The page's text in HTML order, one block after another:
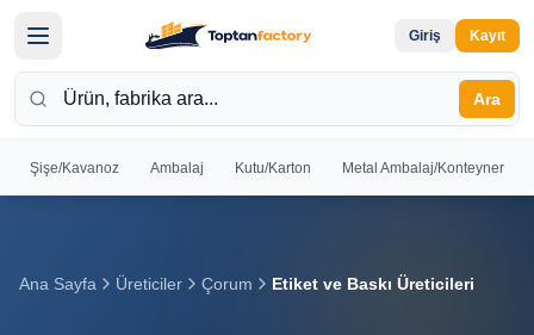
Giriş Kayıt
Ara
Şişe/Kavanoz Ambalaj Kutu/Karton Metal Ambalaj/Konteyner
Giriş yapın
Ana Sayfa Üreticiler Çorum Etiket ve Baskı Üreticileri